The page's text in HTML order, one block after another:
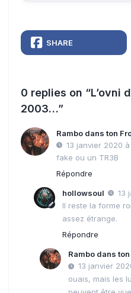
SHARE
0 replies on “L’ovni
2003…”
Rambo dans ton
13 janvier 2020
fake ou un TR3B
Répondre
hollowsoul
13
Il reste la forme
assez étrange.
Répondre
Rambo dans
13 janvier
ouais, mais les